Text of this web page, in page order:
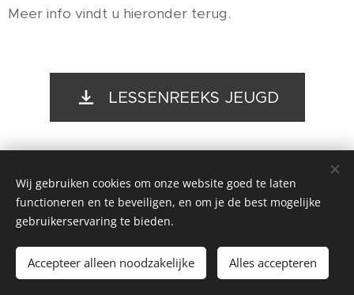
Meer info vindt u hieronder terug.
LESSENREEKS JEUGD
©2026Tennisclub Houthulst.Alle rechten voorbehouden.
Cookies
Wij gebruiken cookies om onze website goed te laten
functioneren en te beveiligen, en om je de best mogelijke
gebruikerservaring te bieden.
Accepteer alleen noodzakelijke Alles accepteren